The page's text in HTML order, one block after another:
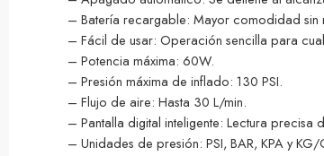
– Batería recargable: Mayor comodidad sin
– Fácil de usar: Operación sencilla para
– Potencia máxima: 60W.
– Presión máxima de inflado: 130 PSI.
– Flujo de aire: Hasta 30 L/min.
– Pantalla digital inteligente: Lectura precisa
– Unidades de presión: PSI, BAR, KPA y KG/